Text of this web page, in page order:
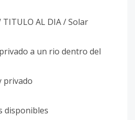
TITULO AL DIA / Solar
privado a un rio dentro del
privado
disponibles